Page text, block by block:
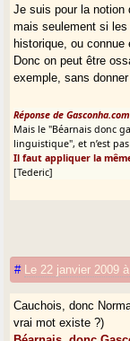
Je suis pour la notion
mais seulement si
historique, ou connue
Donc on peut être
exemple, sans
Réponse de
Mais le "Béarnais donc
linguistique", et n’est
Il faut appliquer la
[Tederic]
# Le 22 janvier 2009
Cauchois, donc
vrai mot existe ?)